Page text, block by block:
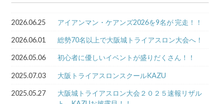
2026.06.25 アイアンマン・ケアンズ2026を9名が 完走！！
2026.06.01 総勢70名以上で大阪城トライアスロン大会へ！
2026.05.06 初心者に優しいイベントが盛りだくさん！！
2025.07.03 大阪トライアスロンスクールKAZU
2025.05.27
大阪城トライアスロン大会２０２５速報リザル